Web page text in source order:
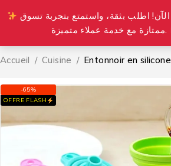
ممتازة مع خدمة عملاء متميزة.
Accueil / Cuisine / Entonnoir en silicone
-65%
OFFRE FLASH